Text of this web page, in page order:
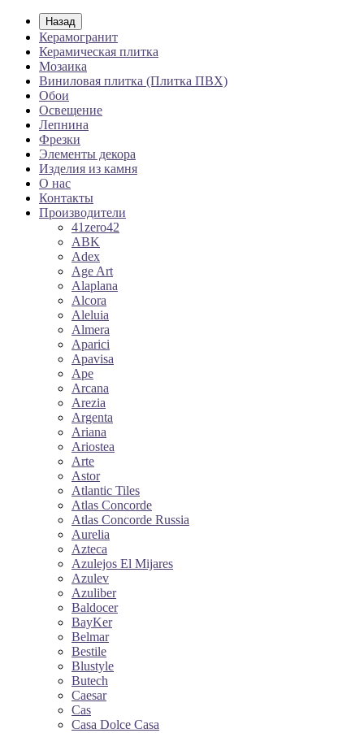
Назад
Керамогранит
Керамическая плитка
Мозаика
Виниловая плитка (Плитка ПВХ)
Обои
Освещение
Лепнина
Фрезки
Элементы декора
Изделия из камня
О нас
Контакты
Производители
41zero42
ABK
Adex
Age Art
Alaplana
Alcora
Aleluia
Almera
Aparici
Apavisa
Ape
Arcana
Arezia
Argenta
Ariana
Ariostea
Arte
Astor
Atlantic Tiles
Atlas Concorde
Atlas Concorde Russia
Aurelia
Azteca
Azulejos El Mijares
Azulev
Azuliber
Baldocer
BayKer
Belmar
Bestile
Blustyle
Butech
Caesar
Cas
Casa Dolce Casa